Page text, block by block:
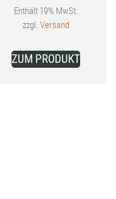
Enthält 19% MwSt.
zzgl.Versand
ZUM PRODUKTProdukt